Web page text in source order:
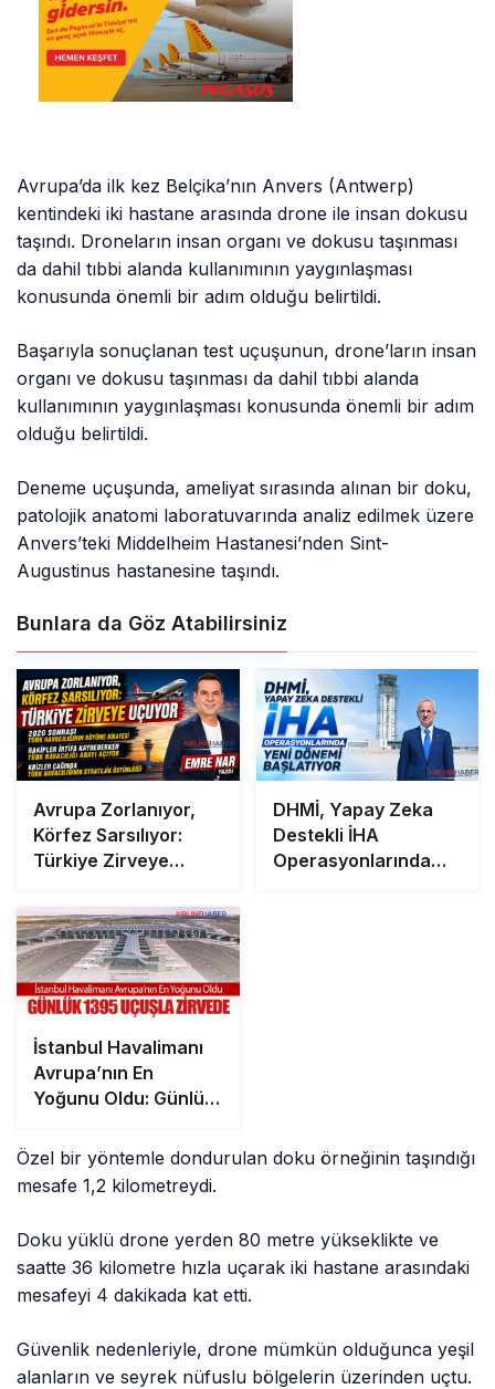
Avrupa’da ilk kez Belçika’nın Anvers (Antwerp)
kentindeki iki hastane arasında drone ile insan dokusu
taşındı. Droneların insan organı ve dokusu taşınması
da dahil tıbbi alanda kullanımının yaygınlaşması
konusunda önemli bir adım olduğu belirtildi.
Başarıyla sonuçlanan test uçuşunun, drone’ların insan
organı ve dokusu taşınması da dahil tıbbi alanda
kullanımının yaygınlaşması konusunda önemli bir adım
olduğu belirtildi.
Deneme uçuşunda, ameliyat sırasında alınan bir doku,
patolojik anatomi laboratuvarında analiz edilmek üzere
Anvers’teki Middelheim Hastanesi’nden Sint-
Augustinus hastanesine taşındı.
Bunlara da Göz Atabilirsiniz
Avrupa Zorlanıyor,
Körfez Sarsılıyor:
Türkiye Zirveye
DHMİ, Yapay Zeka
Destekli İHA
Operasyonlarında
İstanbul Havalimanı
Avrupa’nın En
Yoğunu Oldu: Günlük
Özel bir yöntemle dondurulan doku örneğinin taşındığı
mesafe 1,2 kilometreydi.
Doku yüklü drone yerden 80 metre yükseklikte ve
saatte 36 kilometre hızla uçarak iki hastane arasındaki
mesafeyi 4 dakikada kat etti.
Güvenlik nedenleriyle, drone mümkün olduğunca yeşil
alanların ve seyrek nüfuslu bölgelerin üzerinden uçtu.